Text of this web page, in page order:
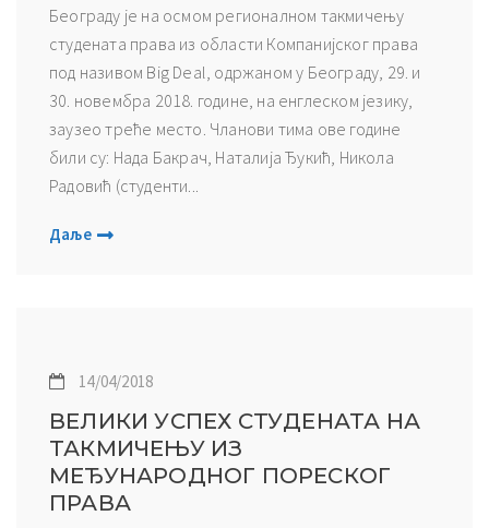
Београду је на осмом регионалном такмичењу
студената права из области Компанијског права
под називом Big Deal, одржаном у Београду, 29. и
30. новембра 2018. године, на енглеском језику,
заузео треће место. Чланови тима ове године
били су: Нада Бакрач, Наталија Ђукић, Никола
Радовић (студенти...
Даље
14/04/2018
ВЕЛИКИ УСПЕХ СТУДЕНАТА НА
ТАКМИЧЕЊУ ИЗ
МЕЂУНАРОДНОГ ПОРЕСКОГ
ПРАВА